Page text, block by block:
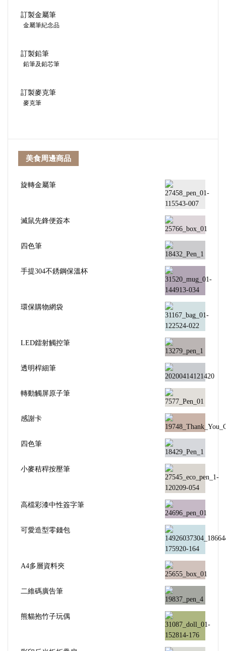
訂製金屬筆
金屬筆紀念品
訂製鉛筆
鉛筆及鉛芯筆
訂製麥克筆
麥克筆
美食周邊商品
旋轉金屬筆
滅鼠先鋒便簽本
四色筆
手提304不銹鋼保溫杯
環保購物網袋
LED鐳射觸控筆
透明桿細筆
轉動觸屏原子筆
感謝卡
四色筆
小麥秸稈按壓筆
高檔彩漆中性簽字筆
可愛造型零錢包
A4多層資料夾
二維碼廣告筆
熊貓抱竹子玩偶